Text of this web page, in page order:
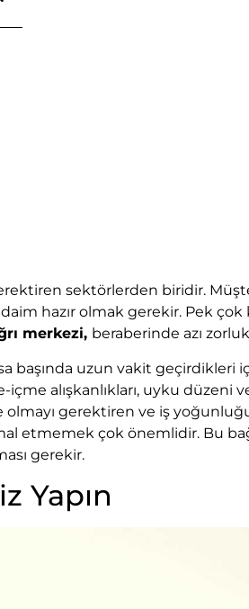
sektörlerden biridir.
hazır olmak gerekir. Pek
merkezi, beraberinde azı
başında uzun vakit geçirdikleri
içme alışkanlıkları, uyku düzeni
gerektiren ve iş
etmemek çok önemlidir. Bu
gerekir.
Yapın